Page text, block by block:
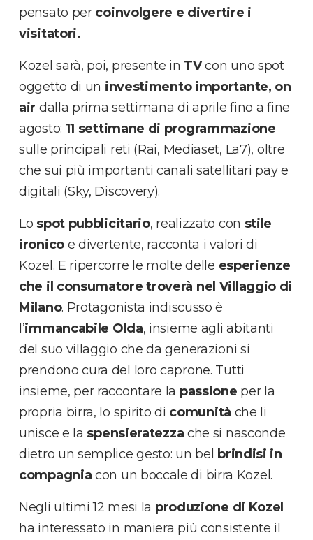
pensato per coinvolgere e divertire i
visitatori.
Kozel sarà, poi, presente in TVcon uno spot
oggetto di un investimento importante, on
air dalla prima settimana di aprile fino a fine
agosto: 11 settimane di programmazione
sulle principali reti (Rai, Mediaset, La7), oltre
che sui più importanti canali satellitari pay e
digitali (Sky, Discovery).
Lo spot pubblicitario, realizzato con stile
ironicoe divertente, racconta i valori di
Kozel. E ripercorre le molte delle esperienze
che il consumatore troverà nel Villaggio di
Milano. Protagonista indiscusso è
l’immancabile Olda, insieme agli abitanti
del suo villaggio che da generazioni si
prendono cura del loro caprone. Tutti
insieme, per raccontare la passione per la
propria birra, lo spirito di comunità che li
unisce e la spensieratezza che si nasconde
dietro un semplice gesto: un bel brindisi in
compagnia con un boccale di birra Kozel.
Negli ultimi 12 mesi la produzione di Kozel
ha interessato in maniera più consistente il